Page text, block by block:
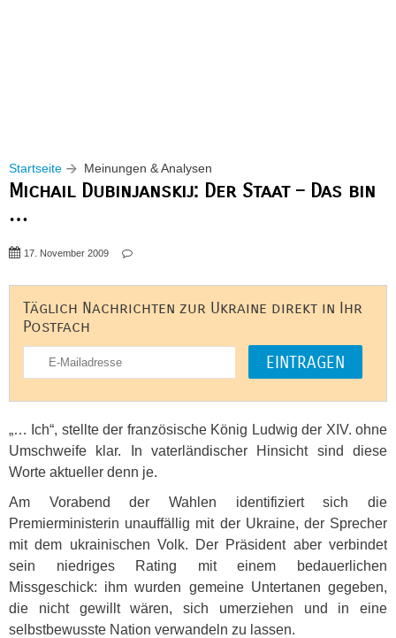
Startseite Meinungen & Analysen
Michail Dubinjanskij: Der Staat – Das bin
…
17. November 2009
Täglich Nachrichten zur Ukraine direkt in Ihr
Postfach
„… Ich“, stellte der französische König Ludwig der XIV. ohne
Umschweife klar. In vaterländischer Hinsicht sind diese
Worte aktueller denn je.
Am Vorabend der Wahlen identifiziert sich die
Premierministerin unauffällig mit der Ukraine, der Sprecher
mit dem ukrainischen Volk. Der Präsident aber verbindet
sein niedriges Rating mit einem bedauerlichen
Missgeschick: ihm wurden gemeine Untertanen gegeben,
die nicht gewillt wären, sich umerziehen und in eine
selbstbewusste Nation verwandeln zu lassen.